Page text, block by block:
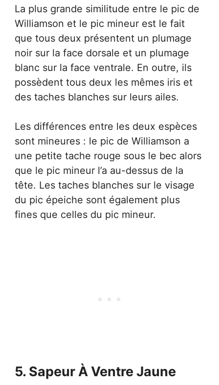
La plus grande similitude entre le pic de
Williamson et le pic mineur est le fait
que tous deux présentent un plumage
noir sur la face dorsale et un plumage
blanc sur la face ventrale. En outre, ils
possèdent tous deux les mêmes iris et
des taches blanches sur leurs ailes.
Les différences entre les deux espèces
sont mineures : le pic de Williamson a
une petite tache rouge sous le bec alors
que le pic mineur l’a au-dessus de la
tête. Les taches blanches sur le visage
du pic épeiche sont également plus
fines que celles du pic mineur.
5. Sapeur À Ventre Jaune